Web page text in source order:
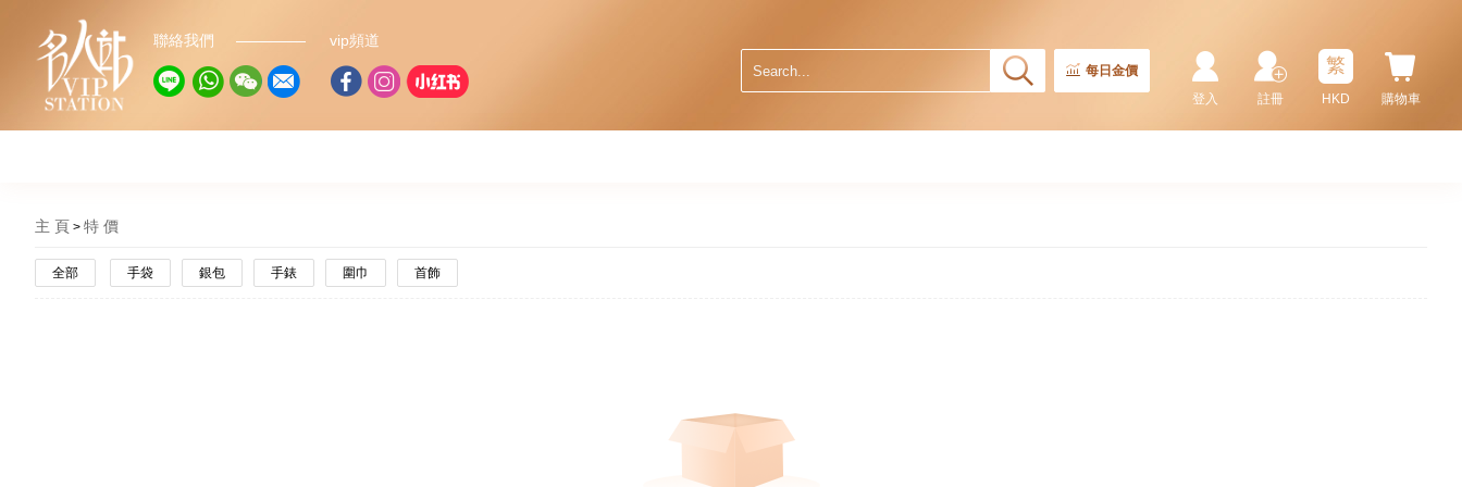
聯絡我們 vip頻道
每日金價
購物車
繁
HKD
註冊
登入
主 頁 特 價
全部 手袋 銀包 手錶 圍巾 首飾